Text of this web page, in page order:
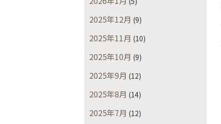
2025年12月 (9)
2025年11月 (10)
2025年10月 (9)
2025年9月 (12)
2025年8月 (14)
2025年7月 (12)